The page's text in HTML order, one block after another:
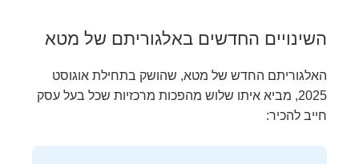
השינויים החדשים באלגוריתם של מטא
האלגוריתם החדש של מטא, שהושק בתחילת אוגוסט
2025, מביא איתו שלוש מהפכות מרכזיות שכל בעל עסק
חייב להכיר: